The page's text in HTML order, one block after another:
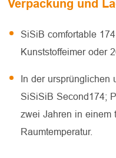
Verpackung und
SiSiB comfortable
Kunststoffeimer oder
In der ursprünglichen
SiSiSiB Second174;
zwei Jahren in einem
Raumtemperatur.